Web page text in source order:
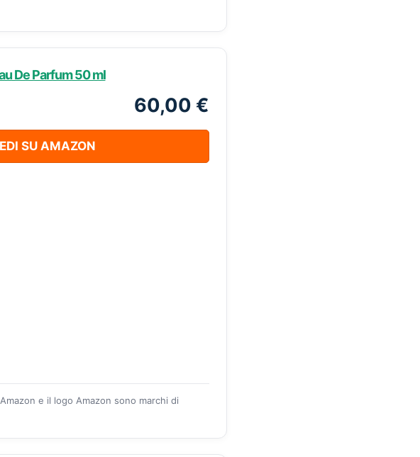
De Parfum 50 ml
60,00 €
SU AMAZON
e il logo Amazon sono marchi di